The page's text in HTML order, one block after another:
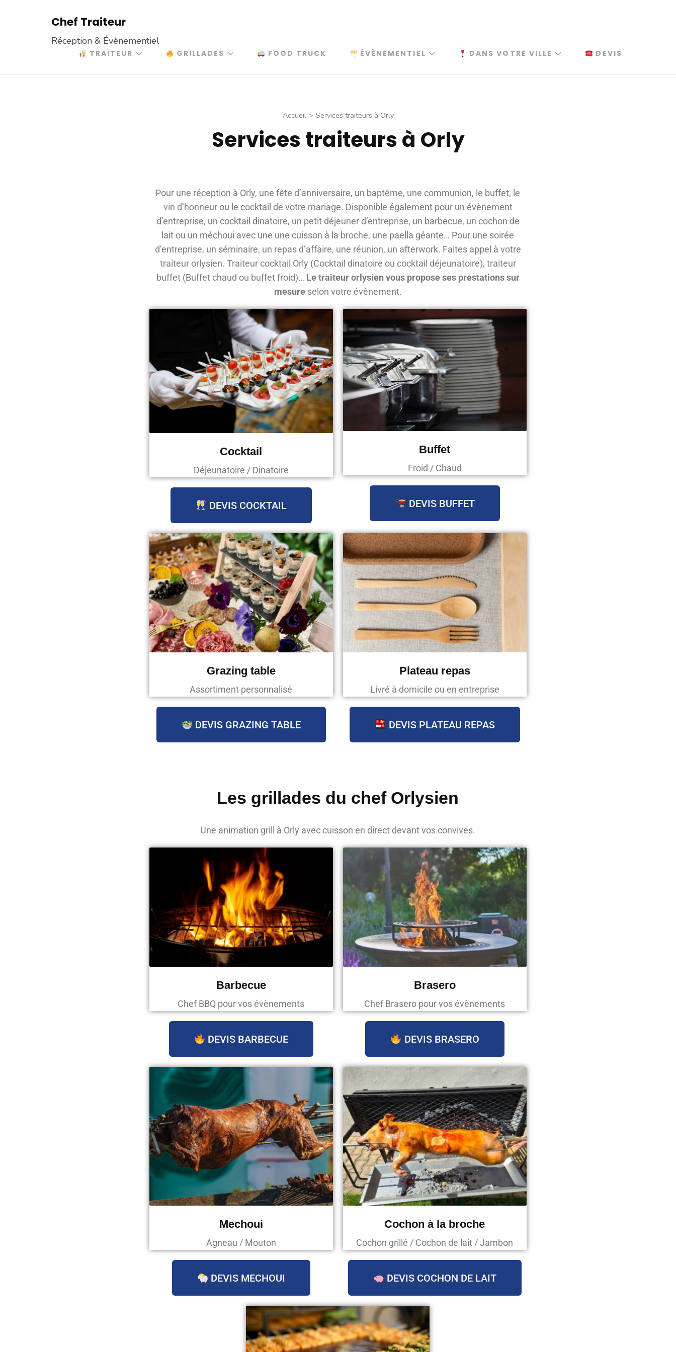
Chef Traiteur
Réception & Évènementiel
TRAITEUR GRILLADES FOOD TRUCK ÉVÈNEMENTIEL DANS VOTRE VILLE DEVIS
Accueil > Services traiteurs à Orly
Services traiteurs à Orly
Pour une réception à Orly, une fête d’anniversaire, un baptême, une communion, le buffet, le
vin d’honneur ou le cocktail de votre mariage. Disponible également pour un évènement
d’entreprise, un cocktail dinatoire, un petit déjeuner d’entreprise, un barbecue, un cochon de
lait ou un méchoui avec une une cuisson à la broche, une paella géante… Pour une soirée
d’entreprise, un séminaire, un repas d’affaire, une réunion, un afterwork. Faites appel à votre
traiteur orlysien. Traiteur cocktail Orly (Cocktail dinatoire ou cocktail déjeunatoire), traiteur
buffet (Buffet chaud ou buffet froid)… Le traiteur orlysien vous propose ses prestations sur
mesureselon votre évènement.
Cocktail
Déjeunatoire / Dinatoire
DEVIS COCKTAIL
Buffet
Froid / Chaud
DEVIS BUFFET
Grazing table
Assortiment personnalisé
DEVIS GRAZING TABLE
Plateau repas
Livré à domicile ou en entreprise
DEVIS PLATEAU REPAS
Les grillades du chef Orlysien
Une animation grill à Orly avec cuisson en direct devant vos convives.
Barbecue
Chef BBQ pour vos évènements
DEVIS BARBECUE
Brasero
Chef Brasero pour vos évènements
DEVIS BRASERO
Mechoui
Agneau / Mouton
DEVIS MECHOUI
Cochon à la broche
Cochon grillé / Cochon de lait / Jambon
DEVIS COCHON DE LAIT